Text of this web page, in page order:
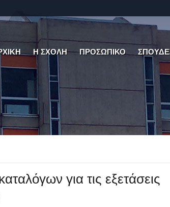
Η ΣΧΟΛΗ ΠΡΟΣΩΠΙΚΟ
για τις εξετάσεις